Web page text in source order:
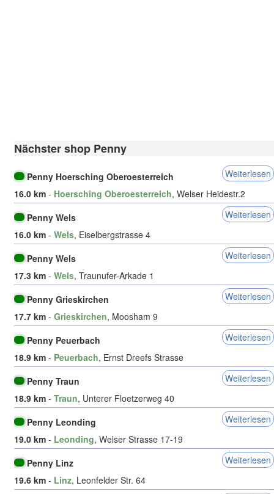
Nächster shop Penny
Penny Hoersching Oberoesterreich
Weiterlesen
16.0 km - Hoersching Oberoesterreich, Welser Heidestr.2
Penny Wels
Weiterlesen
16.0 km - Wels, Eiselbergstrasse 4
Penny Wels
Weiterlesen
17.3 km - Wels, Traunufer-Arkade 1
Penny Grieskirchen
Weiterlesen
17.7 km - Grieskirchen, Moosham 9
Penny Peuerbach
Weiterlesen
18.9 km - Peuerbach, Ernst Dreefs Strasse
Penny Traun
Weiterlesen
18.9 km - Traun, Unterer Floetzerweg 40
Penny Leonding
Weiterlesen
19.0 km - Leonding, Welser Strasse 17-19
Penny Linz
Weiterlesen
19.6 km - Linz, Leonfelder Str. 64